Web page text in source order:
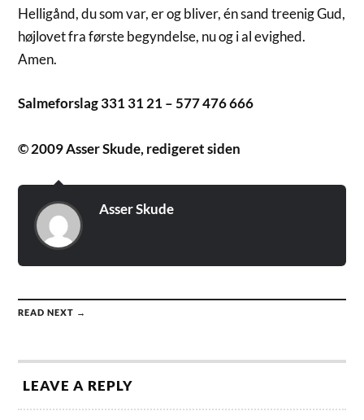
Helligånd, du som var, er og bliver, én sand treenig Gud,
højlovet fra første begyndelse, nu og i al evighed.
Amen.
Salmeforslag 331 31 21 – 577 476 666
© 2009 Asser Skude, redigeret siden
Asser Skude
READ NEXT →
LEAVE A REPLY